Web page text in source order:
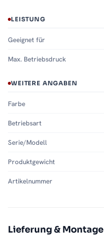
LEISTUNG
Geeignet für
Max. Betriebsdruck
WEITERE ANGABEN
Farbe
Betriebsart
Serie/Modell
Produktgewicht
Artikelnummer
Lieferung & Montage